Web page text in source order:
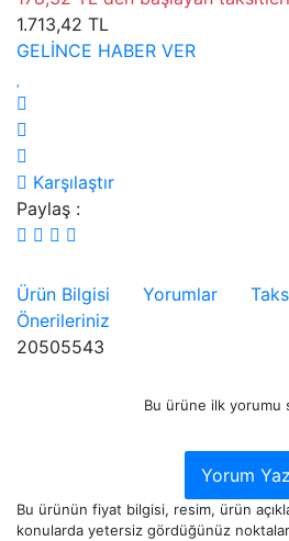
1.713,42 TL
GELİNCE HABER VER
Karşılaştır
Paylaş :
Ürün Bilgisi Yorumlar
Önerileriniz
20505543
Bu ürüne ilk yorumu
Yorum Yaz
Bu ürünün fiyat bilgisi, resim, ürün
konularda yetersiz gördüğünüz